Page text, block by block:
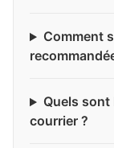
Comment
Quels
courrier ?